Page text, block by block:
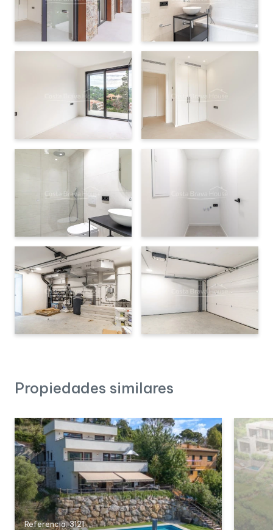
Propiedades similares
Referencia: 3121